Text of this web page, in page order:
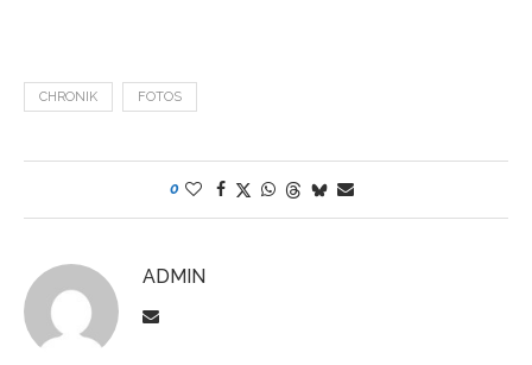
CHRONIK FOTOS
0
ADMIN